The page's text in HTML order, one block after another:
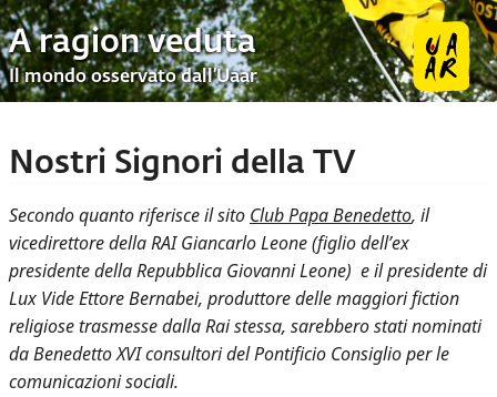
A ragion veduta
Il mondo osservato dall’Uaar
Nostri Signori della TV
Secondo quanto riferisce il sito Club Papa Benedetto, il
vicedirettore della RAI Giancarlo Leone (figlio dell’ex
presidente della Repubblica Giovanni Leone) e il presidente di
Lux Vide Ettore Bernabei, produttore delle maggiori fiction
religiose trasmesse dalla Rai stessa, sarebbero stati nominati
da Benedetto XVI consultori del Pontificio Consiglio per le
comunicazioni sociali.